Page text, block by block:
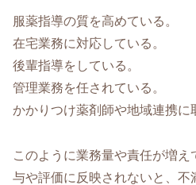
服薬指導の質を高めている。
在宅業務に対応している。
後輩指導をしている。
管理業務を任されている。
かかりつけ薬剤師や地域連携に
このように業務量や責任が増
与や評価に反映されないと、不